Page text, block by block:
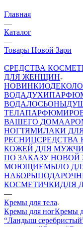
Главная
—
Каталог
—
Товары Новой Зари
—
СРЕДСТВА
ДЛЯ ЖЕНЩИН
НОВИНКИ
ВОДАДУХИ
ВОДАЛОСЬОНЫ
ТЕЛА
ВАШЕГО ДОМА
НОГТЯМИЛАКИ
РЕСНИЦСРЕДСТВА
КОЖЕЙ ДЛЯ
ПО ЗАКАЗУ НОВОЙ
МОЮЩИЕМЫЛО
НАБОРЫ
КОСМЕТИЧКИДЛЯ
—
Кремы для тела
Кремы для ногКремы
“Ландыш